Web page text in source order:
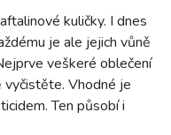
kuličky. I dnes
je ale jejich vůně
veškeré oblečení
Vhodné je
Ten působí i